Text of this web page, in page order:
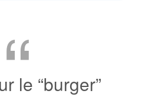
“
le “burger”